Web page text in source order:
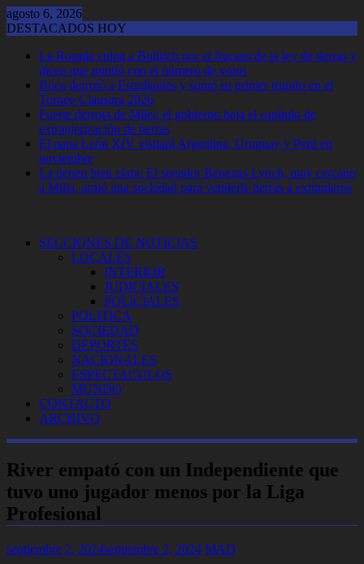
Saltar
al
agosto 6, 2026
DESTACADOS HOY
La Rosada culpa a Bullrich por el fracaso de la ley de tierras y
dicen que mintió con el número de votos
Boca derrotó a Estudiantes y sumó su primer triunfo en el
Torneo Clausura 2026
Fuerte derrota de Milei: el gobierno baja el capítulo de
extranjerización de tierras
El papa León XIV visitará Argentina, Uruguay y Perú en
noviembre
La tienen bien clara: El senador Benegas Lynch, muy cercano
a Milei, armó una sociedad para venderle tierras a extranjeros
SECCIONES DE NOTICIAS
LOCALES
INTERIOR
JUDICIALES
POLICIALES
POLITICA
SOCIEDAD
DEPORTES
NACIONALES
ESPECTACULOS
MUNDO
CONTACTO
ARCHIVO
River empató con un Independiente que
tuvo uno jugador menos por la Liga
Profesional
septiembre 2, 2024septiembre 2, 2024 MAD